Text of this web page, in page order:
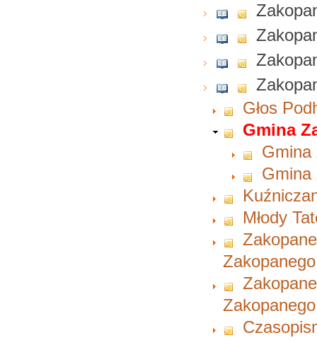
Głos
Gmina
Gmina
Gmina
Młody
Zakopanego
Zakopanego